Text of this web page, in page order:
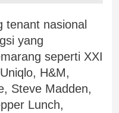
tenant nasional
yang
seperti XXI
H&M,
Steve Madden,
Lunch,